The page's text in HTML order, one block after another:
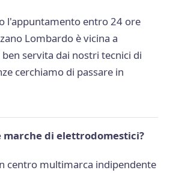
l'appuntamento entro 24 ore
Lombardo è vicina a
servita dai nostri tecnici di
cerchiamo di passare in
di elettrodomestici?
centro multimarca indipendente